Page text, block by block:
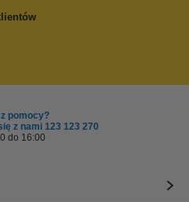
pomocy?
z nami 123 123 270
do 16:00